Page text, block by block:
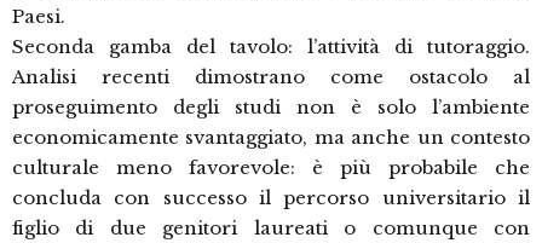
Paesi.
Seconda gamba del tavolo: l’attività di tutoraggio.
Analisi recenti dimostrano come ostacolo al
proseguimento degli studi non è solo l’ambiente
economicamente svantaggiato, ma anche un contesto
culturale meno favorevole: è più probabile che
concluda con successo il percorso universitario il
figlio di due genitori laureati o comunque con